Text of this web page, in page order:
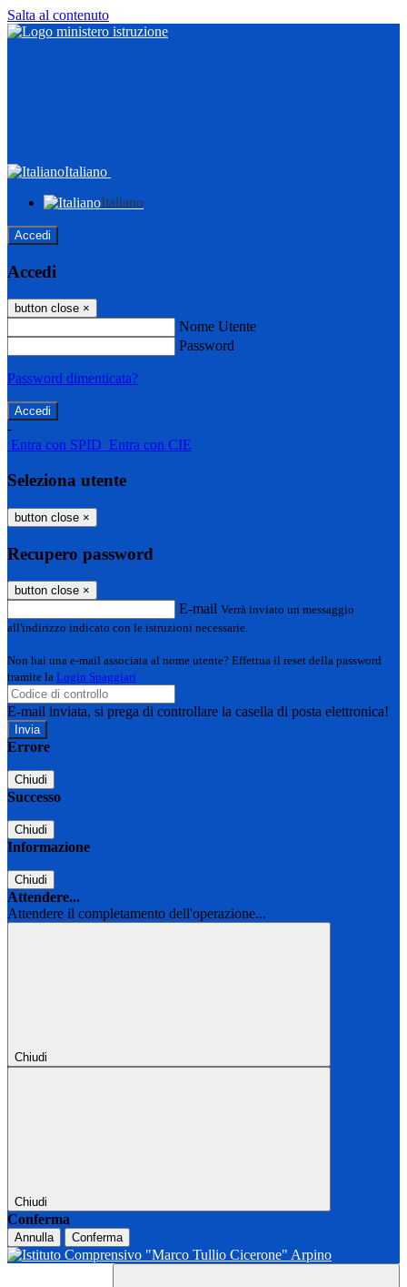
Salta al contenuto
Italiano
Italiano
Accedi
Accedi
button close ×
Nome Utente
Password
Password dimenticata?
-
Entra con SPID Entra con CIE
Seleziona utente
button close ×
Recupero password
button close ×
E-mail Verrà inviato un messaggio
all'indirizzo indicato con le istruzioni necessarie.
Non hai una e-mail associata al nome utente? Effettua il reset della password
tramite la Login Spaggiari
E-mail inviata, si prega di controllare la casella di posta elettronica!
Errore
Chiudi
Successo
Chiudi
Informazione
Chiudi
Attendere...
Attendere il completamento dell'operazione...
Chiudi
Chiudi
Conferma
Annulla Conferma